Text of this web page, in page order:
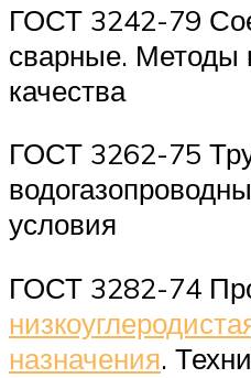
ГОСТ 3242-79
сварные. Методы
качества
ГОСТ 3262-75
условия
ГОСТ 3282-74
назначения.